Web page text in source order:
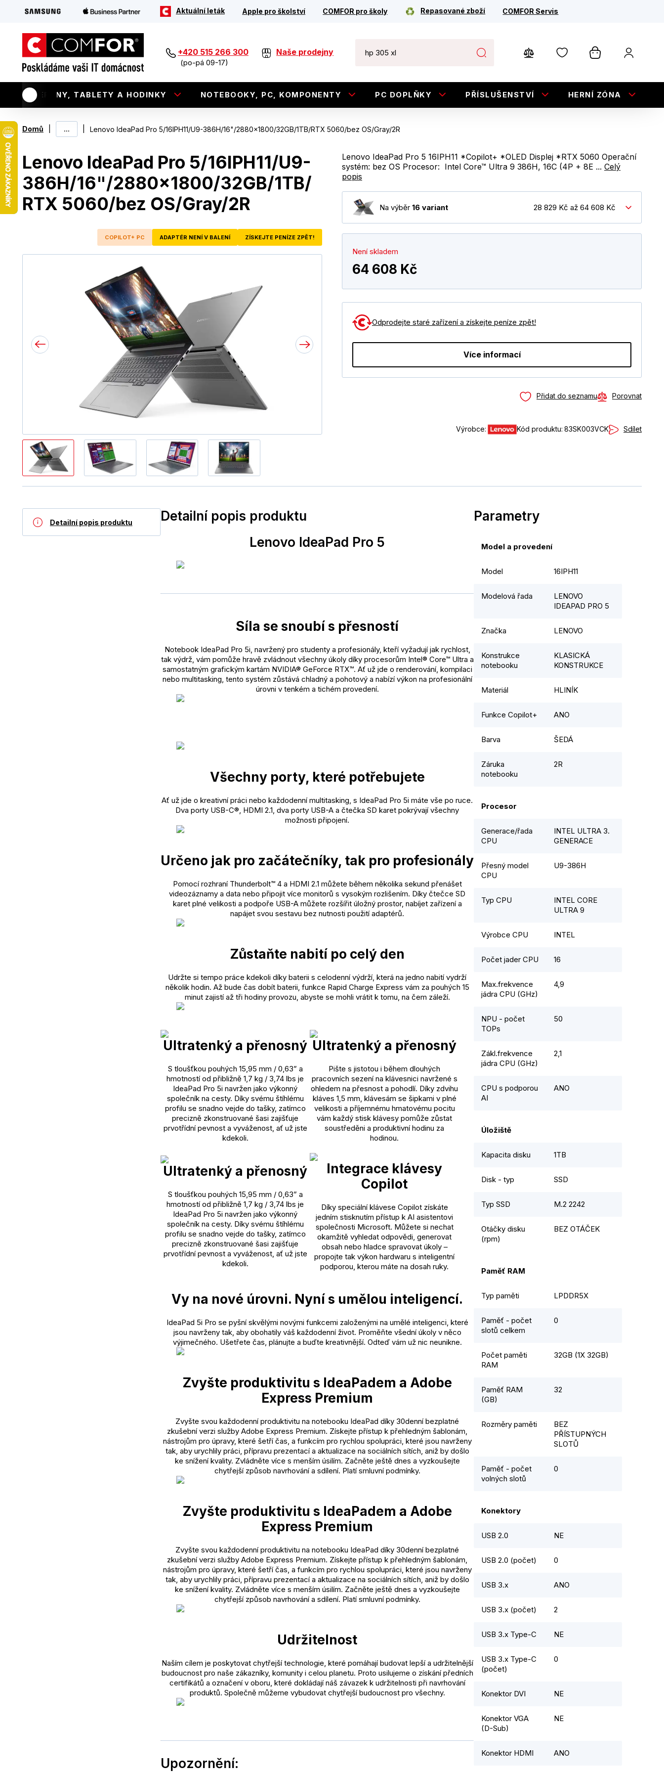
Aktuální leták Apple pro školství COMFOR pro školy Repasované zboží COMFOR Servis
+420 515 266 300
(po-pá 09-17)
Naše prodejny
TELEFONY, TABLETY A HODINKY NOTEBOOKY, PC, KOMPONENTY PC DOPLŇKY PŘÍSLUŠENSTVÍ HERNÍ ZÓNA
Domů ... Lenovo IdeaPad Pro 5/16IPH11/U9-386H/16"/2880x1800/32GB/1TB/RTX 5060/bez OS/Gray/2R
Lenovo IdeaPad Pro 5/16IPH11/U9-
386H/16"/2880x1800/32GB/1TB/
RTX 5060/bez OS/Gray/2R
COPILOT+ PC ADAPTÉR NENÍ V BALENÍ ZÍSKEJTE PENÍZE ZPĚT!
Lenovo IdeaPad Pro 5 16IPH11 *Copilot+ *OLED Displej *RTX 5060 Operační
systém: bez OS Procesor: Intel Core™ Ultra 9 386H, 16C (4P + 8E ... Celý
popis
Na výběr 16 variant 28 829 Kč až 64 608 Kč
Není skladem
64 608 Kč
Odprodejte staré zařízení a získejte peníze zpět!
Více informací
Přidat do seznamu Porovnat
Výrobce: Kód produktu: 83SK003VCK Sdílet
Detailní popis produktu
Detailní popis produktu
Lenovo IdeaPad Pro 5
Síla se snoubí s přesností
Notebook IdeaPad Pro 5i, navržený pro studenty a profesionály, kteří vyžadují jak rychlost,
tak výdrž, vám pomůže hravě zvládnout všechny úkoly díky procesorům Intel® Core™ Ultra a
samostatným grafickým kartám NVIDIA® GeForce RTX™. Ať už jde o renderování, kompilaci
nebo multitasking, tento systém zůstává chladný a pohotový a nabízí výkon na profesionální
úrovni v tenkém a tichém provedení.
Všechny porty, které potřebujete
Ať už jde o kreativní práci nebo každodenní multitasking, s IdeaPad Pro 5i máte vše po ruce.
Dva porty USB-C®, HDMI 2.1, dva porty USB-A a čtečka SD karet pokrývají všechny
možnosti připojení.
Určeno jak pro začátečníky, tak pro profesionály
Pomocí rozhraní Thunderbolt™ 4 a HDMI 2.1 můžete během několika sekund přenášet
videozáznamy a data nebo připojit více monitorů s vysokým rozlišením. Díky čtečce SD
karet plné velikosti a podpoře USB-A můžete rozšířit úložný prostor, nabíjet zařízení a
napájet svou sestavu bez nutnosti použití adaptérů.
Zůstaňte nabití po celý den
Udržte si tempo práce kdekoli díky baterii s celodenní výdrží, která na jedno nabití vydrží
několik hodin. Až bude čas dobít baterii, funkce Rapid Charge Express vám za pouhých 15
minut zajistí až tři hodiny provozu, abyste se mohli vrátit k tomu, na čem záleží.
Ultratenký a přenosný
S tloušťkou pouhých 15,95 mm / 0,63” a
hmotností od přibližně 1,7 kg / 3,74 lbs je
IdeaPad Pro 5i navržen jako výkonný
společník na cesty. Díky svému štíhlému
profilu se snadno vejde do tašky, zatímco
precizně zkonstruované šasi zajišťuje
prvotřídní pevnost a vyváženost, ať už jste
kdekoli.
Ultratenký a přenosný
Pište s jistotou i během dlouhých
pracovních sezení na klávesnici navržené s
ohledem na přesnost a pohodlí. Díky zdvihu
kláves 1,5 mm, klávesám se šipkami v plné
velikosti a příjemnému hmatovému pocitu
vám každý stisk klávesy pomůže zůstat
soustředěni a produktivní hodinu za
hodinou.
Ultratenký a přenosný
S tloušťkou pouhých 15,95 mm / 0,63” a
hmotností od přibližně 1,7 kg / 3,74 lbs je
IdeaPad Pro 5i navržen jako výkonný
společník na cesty. Díky svému štíhlému
profilu se snadno vejde do tašky, zatímco
precizně zkonstruované šasi zajišťuje
prvotřídní pevnost a vyváženost, ať už jste
kdekoli.
Integrace klávesy
Copilot
Díky speciální klávese Copilot získáte
jedním stisknutím přístup k AI asistentovi
společnosti Microsoft. Můžete si nechat
okamžitě vyhledat odpovědi, generovat
obsah nebo hladce spravovat úkoly –
propojte tak výkon hardwaru s inteligentní
podporou, kterou máte na dosah ruky.
Vy na nové úrovni. Nyní s umělou inteligencí.
IdeaPad 5i Pro se pyšní skvělými novými funkcemi založenými na umělé inteligenci, které
jsou navrženy tak, aby obohatily váš každodenní život. Proměňte všední úkoly v něco
výjimečného. Ušetřete čas, plánujte a buďte kreativnější. Odteď vám už nic neunikne.
Zvyšte produktivitu s IdeaPadem a Adobe
Express Premium
Zvyšte svou každodenní produktivitu na notebooku IdeaPad díky 30denní bezplatné
zkušební verzi služby Adobe Express Premium. Získejte přístup k přehledným šablonám,
nástrojům pro úpravy, které šetří čas, a funkcím pro rychlou spolupráci, které jsou navrženy
tak, aby urychlily práci, přípravu prezentací a aktualizace na sociálních sítích, aniž by došlo
ke snížení kvality. Zvládněte více s menším úsilím. Začněte ještě dnes a vyzkoušejte
chytřejší způsob navrhování a sdílení. Platí smluvní podmínky.
Zvyšte produktivitu s IdeaPadem a Adobe
Express Premium
Zvyšte svou každodenní produktivitu na notebooku IdeaPad díky 30denní bezplatné
zkušební verzi služby Adobe Express Premium. Získejte přístup k přehledným šablonám,
nástrojům pro úpravy, které šetří čas, a funkcím pro rychlou spolupráci, které jsou navrženy
tak, aby urychlily práci, přípravu prezentací a aktualizace na sociálních sítích, aniž by došlo
ke snížení kvality. Zvládněte více s menším úsilím. Začněte ještě dnes a vyzkoušejte
chytřejší způsob navrhování a sdílení. Platí smluvní podmínky.
Udržitelnost
Naším cílem je poskytovat chytřejší technologie, které pomáhají budovat lepší a udržitelnější
budoucnost pro naše zákazníky, komunity i celou planetu. Proto usilujeme o získání předních
certifikátů a označení v oboru, které dokládají náš závazek k udržitelnosti při navrhování
produktů. Společně můžeme vybudovat chytřejší budoucnost pro všechny.
Upozornění:
Parametry
Model a provedení
Model 16IPH11
Modelová řada
LENOVO
IDEAPAD PRO 5
Značka LENOVO
Konstrukce
notebooku
KLASICKÁ
KONSTRUKCE
Materiál HLINÍK
Funkce Copilot+ ANO
Barva ŠEDÁ
Záruka
notebooku
2R
Procesor
Generace/řada
CPU
INTEL ULTRA 3.
GENERACE
Přesný model
CPU
U9-386H
Typ CPU
INTEL CORE
ULTRA 9
Výrobce CPU INTEL
Počet jader CPU 16
Max.frekvence
jádra CPU (GHz)
4,9
NPU - počet
TOPs
50
Zákl.frekvence
jádra CPU (GHz)
2,1
CPU s podporou
AI
ANO
Úložiště
Kapacita disku 1TB
Disk - typ SSD
Typ SSD M.2 2242
Otáčky disku
(rpm)
BEZ OTÁČEK
Paměť RAM
Typ paměti LPDDR5X
Paměť - počet
slotů celkem
0
Počet paměti
RAM
32GB (1X 32GB)
Paměť RAM
(GB)
32
Rozměry paměti
BEZ
PŘÍSTUPNÝCH
SLOTŮ
Paměť - počet
volných slotů
0
Konektory
USB 2.0 NE
USB 2.0 (počet) 0
USB 3.x ANO
USB 3.x (počet) 2
USB 3.x Type-C NE
USB 3.x Type-C
(počet)
0
Konektor DVI NE
Konektor VGA
(D-Sub)
NE
Konektor HDMI ANO